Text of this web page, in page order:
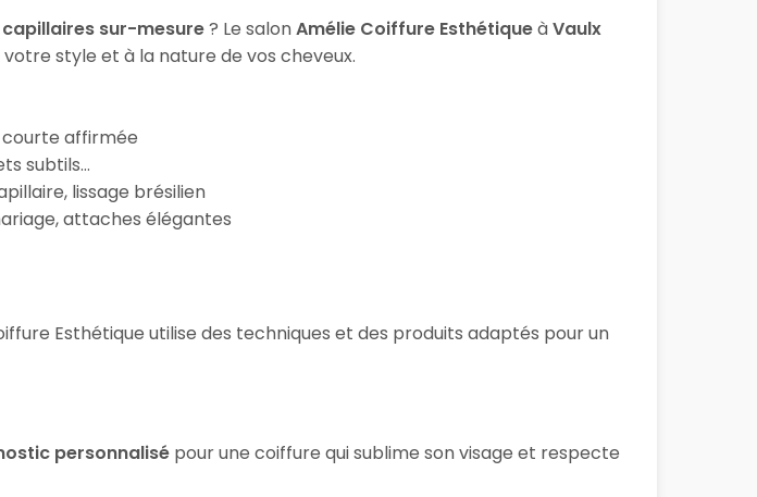
capillaires sur-mesure? Le salonAmélie Coiffure EsthétiqueàVaulx
style et à la nature de vos cheveux.
courte affirmée
subtils…
lissage brésilien
attaches élégantes
Esthétique utilise des techniques et des produits adaptés pour un
personnalisé pour une coiffure qui sublime son visage et respecte